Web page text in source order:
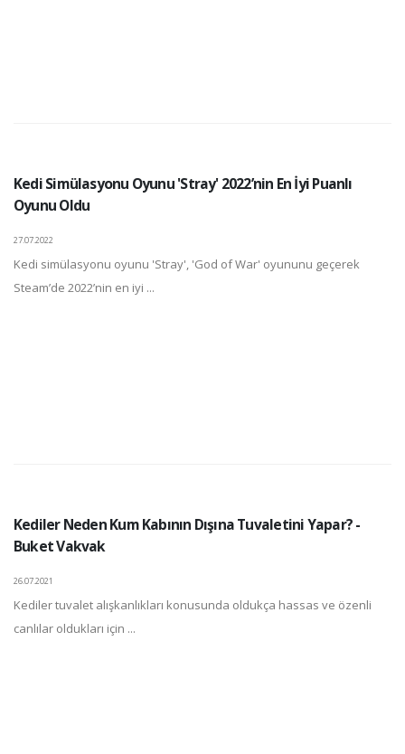
Kedi Simülasyonu Oyunu 'Stray' 2022’nin En İyi Puanlı
Oyunu Oldu
27.07.2022
Kedi simülasyonu oyunu 'Stray', 'God of War' oyununu geçerek
Steam’de 2022’nin en iyi ...
Kediler Neden Kum Kabının Dışına Tuvaletini Yapar? -
Buket Vakvak
26.07.2021
Kediler tuvalet alışkanlıkları konusunda oldukça hassas ve özenli
canlılar oldukları için ...